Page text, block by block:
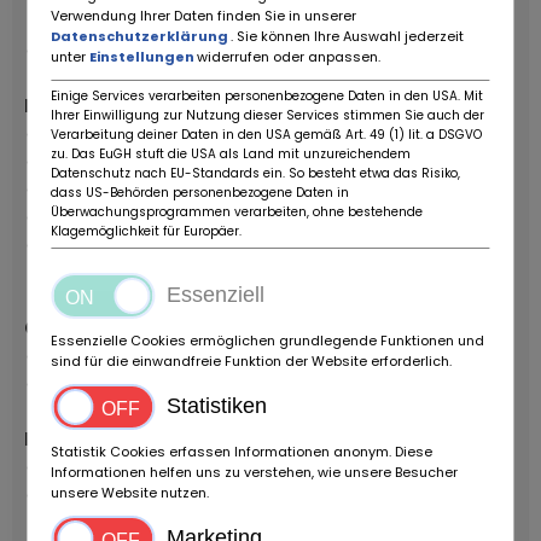
4400 mm / 1830 mm / 1317 mm / 2505 mm
Poids à vide :1585 kg
Performances
Moteur :4.9L V8 (S62)
Puissance :400 ch (294 kW) à 6600 tr/min
Couple :500 Nm à 3800 tr/min
Accélération (0-100 km/h) :4,7 secondes
Vitesse maximale :250 km/h (limitée
électroniquement)
Confort & Équipements Intérieurs
S428– Triangle de signalisation
S442– Porte-gobelet
Multimédia
S642– Téléphone entièrement intégré (norme US)
S672– Changeur CD pour 6 disques
Verwendung Ihrer Daten finden Sie in unserer
Datenschutzerklärung. Sie können Ihre Auswahl jederzeit
unter Einstellungenwiderrufen oder anpassen.
Einige Services verarbeiten personenbezogene Daten in den USA. Mit
Ihrer Einwilligung zur Nutzung dieser Services stimmen Sie auch der
Verarbeitung deiner Daten in den USA gemäß Art. 49 (1) lit. a DSGVO
zu. Das EuGH stuft die USA als Land mit unzureichendem
Datenschutz nach EU-Standards ein. So besteht etwa das Risiko,
dass US-Behörden personenbezogene Daten in
Überwachungsprogrammen verarbeiten, ohne bestehende
Klagemöglichkeit für Europäer.
Essenziell
Essenzielle Cookies ermöglichen grundlegende Funktionen und
sind für die einwandfreie Funktion der Website erforderlich.
Statistiken
Statistik Cookies erfassen Informationen anonym. Diese
Informationen helfen uns zu verstehen, wie unsere Besucher
unsere Website nutzen.